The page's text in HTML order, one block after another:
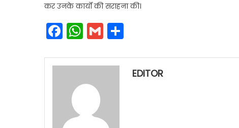
कर उनके कार्यों की सराहना की।
Facebook
WhatsApp
Gmail
EDITOR